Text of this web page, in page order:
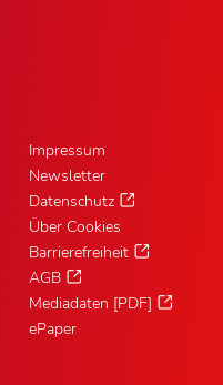
Impressum
Newsletter
Datenschutz
Über Cookies
Barrierefreiheit
AGB
Mediadaten [PDF]
ePaper